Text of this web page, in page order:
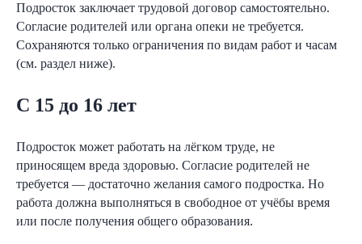
Подросток заключает трудовой договор самостоятельно.
Согласие родителей или органа опеки не требуется.
Сохраняются только ограничения по видам работ и часам
(см. раздел ниже).
С 15 до 16 лет
Подросток может работать на лёгком труде, не
приносящем вреда здоровью. Согласие родителей не
требуется — достаточно желания самого подростка. Но
работа должна выполняться в свободное от учёбы время
или после получения общего образования.